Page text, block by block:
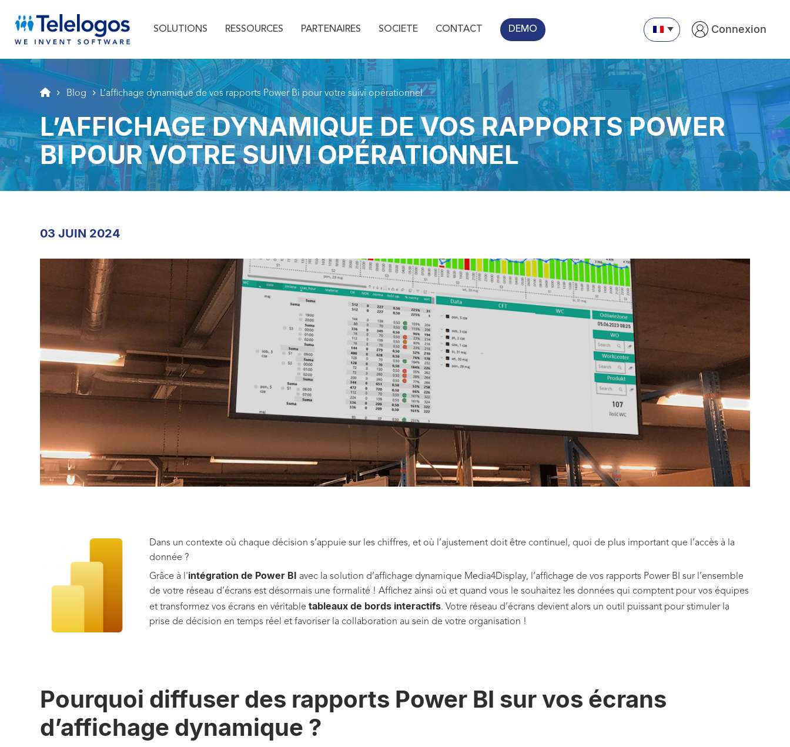
SOLUTIONS RESSOURCES PARTENAIRES SOCIETE CONTACT DEMO Connexion
Blog L’affichage dynamique de vos rapports Power Bi pour votre suivi opérationnel
L’AFFICHAGE DYNAMIQUE DE VOS RAPPORTS POWER
BI POUR VOTRE SUIVI OPÉRATIONNEL
03 JUIN 2024
Dans un contexte où chaque décision s’appuie sur les chiffres, et où l’ajustement doit être continuel, quoi de plus important que l’accès à la
donnée ?
Grâce à l'intégration de Power BI avec la solution d’affichage dynamique Media4Display, l’affichage de vos rapports Power BI sur l’ensemble
de votre réseau d’écrans est désormais une formalité ! Affichez ainsi où et quand vous le souhaitez les données qui comptent pour vos équipes
et transformez vos écrans en véritable tableaux de bords interactifs. Votre réseau d’écrans devient alors un outil puissant pour stimuler la
prise de décision en temps réel et favoriser la collaboration au sein de votre organisation !
Pourquoi diffuser des rapports Power BI sur vos écrans
d’affichage dynamique ?